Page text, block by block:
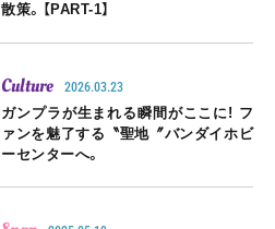
散策。【PART-1】
Culture 2026.03.23
ガンプラが生まれる瞬間がここに! フ
ァンを魅了する〝聖地〞バンダイホビ
ーセンターへ。